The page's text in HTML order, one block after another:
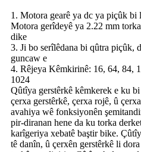
1. Motora gearê ya dc ya piçûk bi
Motora gerîdeyê ya 2.22 mm
dike
3. Ji bo serîlêdana bi qûtra piçûk,
guncaw e
4. Rêjeya Kêmkirinê: 16, 64, 84,
1024
Qûtîya gerstêrkê kêmkerek e ku
çerxa gerstêrkê, çerxa rojê, û
avahiya wê fonksiyonên
pir-diranan hene da ku torka
karîgeriya xebatê baştir bike.
tê danîn, û çerxên gerstêrkê li